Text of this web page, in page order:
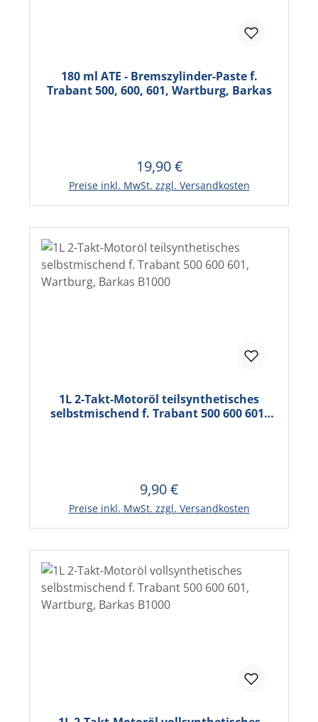
180 ml ATE - Bremszylinder-Paste f.
Trabant 500, 600, 601, Wartburg, Barkas
Regulärer Preis:
19,90 €
Preise inkl. MwSt. zzgl. Versandkosten
In den Warenkorb
1L 2-Takt-Motoröl teilsynthetisches
selbstmischend f. Trabant 500 600 601,
Regulärer Preis:
9,90 €
Preise inkl. MwSt. zzgl. Versandkosten
In den Warenkorb